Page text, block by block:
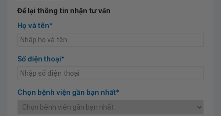
Để lại thông tin nhận tư vấn
Họ và tên*
Số điện thoại*
Chọn bệnh viện gần bạn nhất*